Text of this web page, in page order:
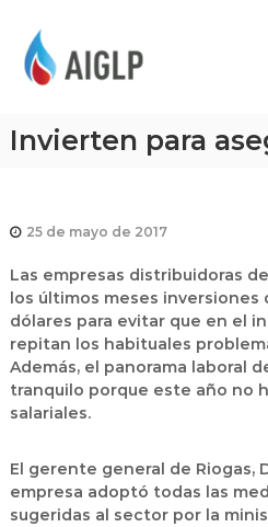
P
Invierten para
25 de mayo de 2017
Las empresas distribuidoras
los últimos meses inversiones
dólares para evitar que en el
repitan los habituales
Además, el panorama laboral
tranquilo porque este año no
salariales.
El gerente general de Riogas,
empresa adoptó todas las
sugeridas al sector por la